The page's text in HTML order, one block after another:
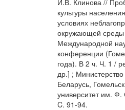
И.В. Клинова //
культуры
условиях
окружающей
Международной
конференции
года). В 2 ч. Ч. 1 /
др.] ;
Беларусь,
университет им.
C. 91-94.